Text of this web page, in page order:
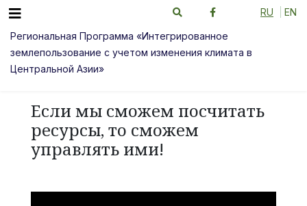
RU EN
Региональная Программа «Интегрированное
землепользование с учетом изменения климата в
Центральной Азии»
Если мы сможем посчитать
ресурсы, то сможем
управлять ими!